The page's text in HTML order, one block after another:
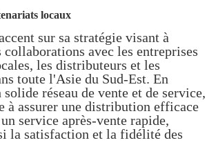
locaux
sur sa stratégie visant à
avec les entreprises
les distributeurs et les
toute l'Asie du Sud-Est. En
réseau de vente et de service,
à assurer une distribution efficace
service après-vente rapide,
la satisfaction et la fidélité des